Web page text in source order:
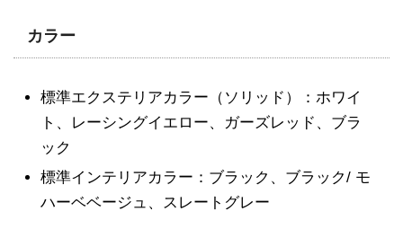
カラー
標準エクステリアカラー（ソリッド）：ホワイ
ト、レーシングイエロー、ガーズレッド、ブラ
ック
標準インテリアカラー：ブラック、ブラック/ モ
ハーベベージュ、スレートグレー